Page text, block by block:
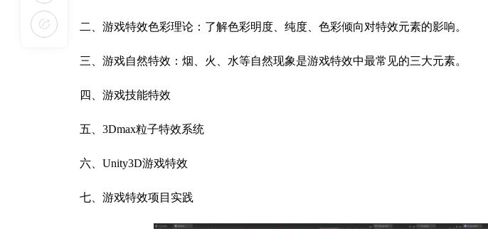
二、游戏特效色彩理论：了解色彩明度、纯度、色彩倾向对特效元素的影响。
三、游戏自然特效：烟、火、水等自然现象是游戏特效中最常见的三大元素。
四、游戏技能特效
五、3Dmax粒子特效系统
六、Unity3D游戏特效
七、游戏特效项目实践